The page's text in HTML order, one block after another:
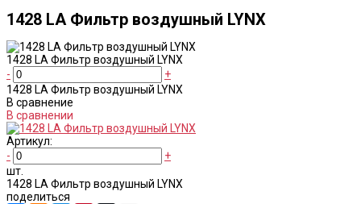
1428 LA Фильтр воздушный LYNX
1428 LA Фильтр воздушный LYNX
-
+
1428 LA Фильтр воздушный LYNX
В сравнение
В сравнении
Артикул:
-
+
шт.
1428 LA Фильтр воздушный LYNX
поделиться